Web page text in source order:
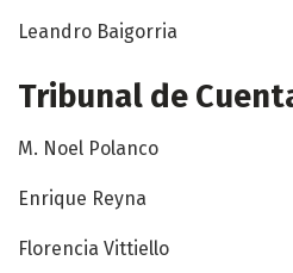
Leandro Baigorria
Tribunal de
M. Noel Polanco
Enrique Reyna
Florencia Vittiello